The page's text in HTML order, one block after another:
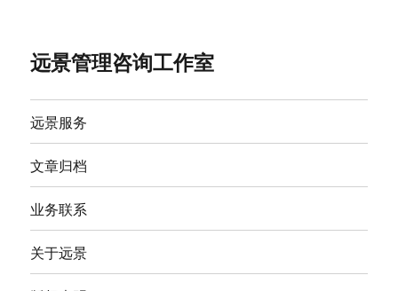
远景管理咨询工作室
远景服务
文章归档
业务联系
关于远景